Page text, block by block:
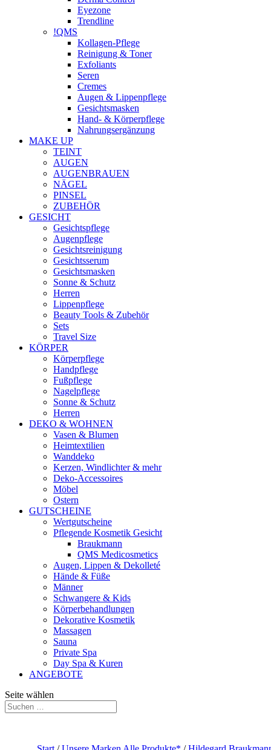
Eyezone
Trendline
!QMS
Kollagen-Pflege
Reinigung & Toner
Exfoliants
Seren
Cremes
Augen & Lippenpflege
Gesichtsmasken
Hand- & Körperpflege
Nahrungsergänzung
MAKE UP
TEINT
AUGEN
AUGENBRAUEN
NÄGEL
PINSEL
ZUBEHÖR
GESICHT
Gesichtspflege
Augenpflege
Gesichtsreinigung
Gesichtsserum
Gesichtsmasken
Sonne & Schutz
Herren
Lippenpflege
Beauty Tools & Zubehör
Sets
Travel Size
KÖRPER
Körperpflege
Handpflege
Fußpflege
Nagelpflege
Sonne & Schutz
Herren
DEKO & WOHNEN
Vasen & Blumen
Heimtextilien
Wanddeko
Kerzen, Windlichter & mehr
Deko-Accessoires
Möbel
Ostern
GUTSCHEINE
Wertgutscheine
Pflegende Kosmetik Gesicht
Braukmann
QMS Medicosmetics
Augen, Lippen & Dekolleté
Hände & Füße
Männer
Schwangere & Kids
Körperbehandlungen
Dekorative Kosmetik
Massagen
Sauna
Private Spa
Day Spa & Kuren
ANGEBOTE
Seite wählen